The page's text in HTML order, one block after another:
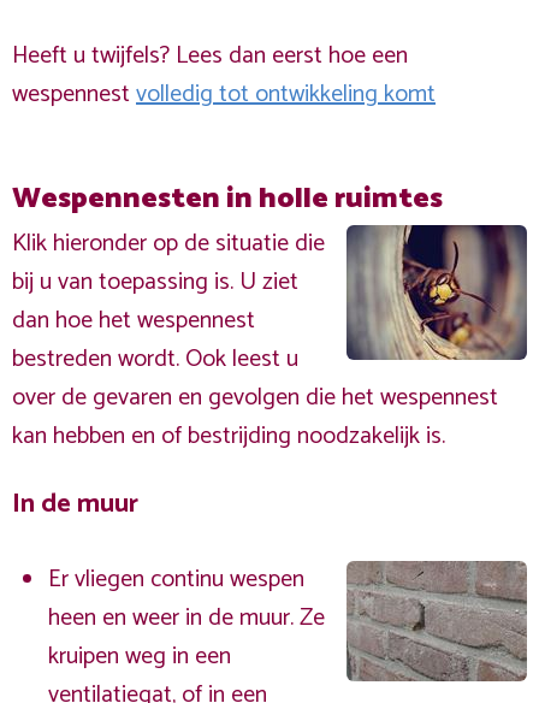
Heeft u twijfels? Lees dan eerst hoe een
wespennestvolledig tot ontwikkeling komt
Wespennesten in holle ruimtes
Klik hieronder op de situatie die
bij u van toepassing is. U ziet
dan hoe het wespennest
bestreden wordt. Ook leest u
over de gevaren en gevolgen die het wespennest
kan hebben en of bestrijding noodzakelijk is.
In de muur
Er vliegen continu wespen
heen en weer in de muur. Ze
kruipen weg in een